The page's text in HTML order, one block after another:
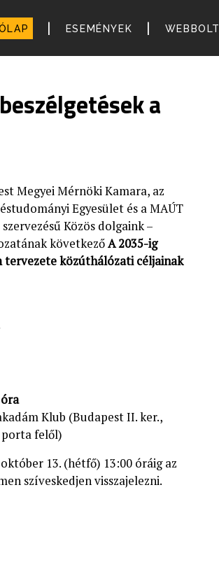
| ESEMÉNYEK | WEBBOLT
a
Megyei Mérnöki Kamara, az
Egyesület és a MAÚT
Közös dolgaink –
következőA 2035-ig
közúthálózati céljainak
Klub (Budapest II. ker.,
porta felől)
13. (hétfő) 13:00 óráig az
szíveskedjen visszajelezni.